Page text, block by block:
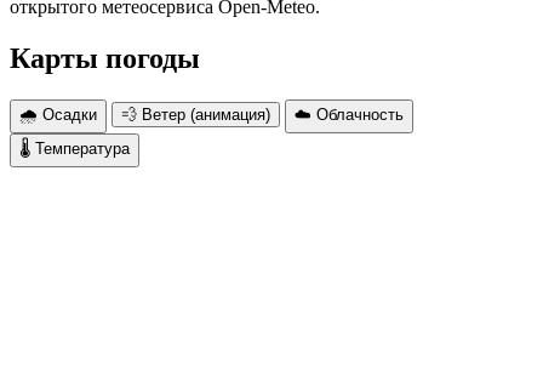
открытого метеосервиса Open-Meteo.
Карты погоды
🌧 Осадки 💨 Ветер (анимация)
☁️ Облачность
🌡 Температура